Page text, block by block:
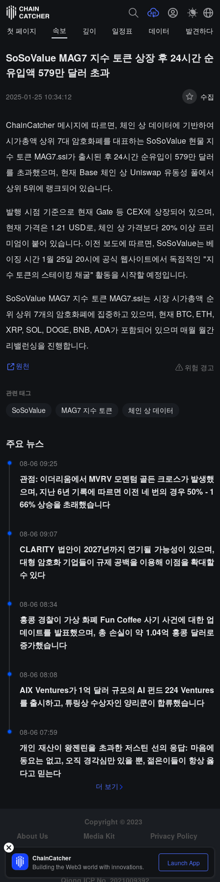
첫 페이지 속보 깊이 일정표 데이터 발견하다
SoSoValue MAG7 지수 토큰 상장 후 24시간 순
유입액 579만 달러 초과
2025-01-25 10:34:12 수집
ChainCatcher 메시지에 따르면, 체인 상 데이터에 기반하여
시가총액 상위 7대 암호화폐를 대표하는 SoSoValue 현물 지
수 토큰 MAG7.ssi가 출시된 후 24시간 순유입이 579만 달러
를 초과했으며, 현재 Base 체인 상 Uniswap 유동성 풀에서
상위 5위에 랭크되어 있습니다.
발행 시점 기준으로 현재 Gate 등 CEX에 상장되어 있으며,
현재 가격은 1.21 USD로, 체인 상 가격보다 20% 이상 프리
미엄이 붙어 있습니다. 이전 보도에 따르면, SoSoValue는 베
이징 시간 1월 25일 20시에 공식 웹사이트에서 독점적인 "지
수 토큰의 스테이킹 채굴" 활동을 시작할 예정입니다.
SoSoValue MAG7 지수 토큰 MAG7.ssi는 시장 시가총액 순
위 상위 7개의 암호화폐에 집중하고 있으며, 현재 BTC, ETH,
XRP, SOL, DOGE, BNB, ADA가 포함되어 있으며 매월 월간
리밸런싱을 진행합니다.
원천 위험 경고
관련 태그
SoSoValue MAG7 지수 토큰 체인 상 데이터
주요 뉴스
08-06 09:25
관점: 이더리움에서 MVRV 모멘텀 골든 크로스가 발생했
으며, 지난 6년 기록에 따르면 이전 네 번의 경우 50% - 1
66% 상승을 초래했습니다
08-06 09:07
CLARITY 법안이 2027년까지 연기될 가능성이 있으며,
대형 암호화 기업들이 규제 공백을 이용해 이점을 확대할
수 있다
08-06 08:34
홍콩 경찰이 가상 화폐 Fun Coffee 사기 사건에 대한 업
데이트를 발표했으며, 총 손실이 약 1.04억 홍콩 달러로
증가했습니다
08-06 08:08
AIX Ventures가 1억 달러 규모의 AI 펀드 224 Ventures
를 출시하고, 튜링상 수상자인 양리쿤이 합류했습니다
08-06 07:59
개인 재산이 왕젠린을 초과한 저스틴 선의 응답: 마음에
동요는 없고, 오직 경각심만 있을 뿐, 젊은이들이 항상 옳
다고 믿는다
더 보기
Copyright © 2023
About Us
Media Kit
Privacy Policy
Risk Warning
Hiring
Qiong ICP No. 2021009392
ChainCatcher
Building the Web3 world with innovations. Launch App